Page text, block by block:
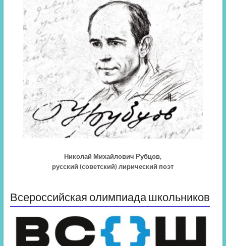
Николай Михайлович Рубцов,
русский (советский) лирический поэт
Всероссийская олимпиада школьников